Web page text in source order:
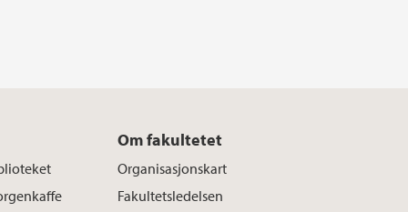
Om fakultetet
Organisasjonskart
Fakultetsledelsen